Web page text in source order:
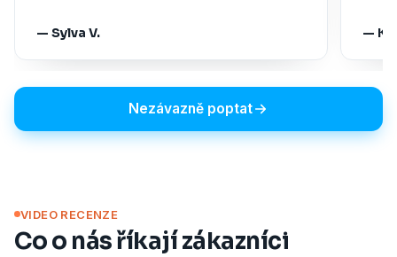
— Sylva V. —
Nezávazně poptat
VIDEO RECENZE
Co o nás říkají zákazníci